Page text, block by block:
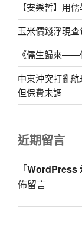
【安樂哲】用
玉米價錢浮現
《儒生歸來——
中東沖突打亂
但保費未調
近期留言
「WordPress
佈留言